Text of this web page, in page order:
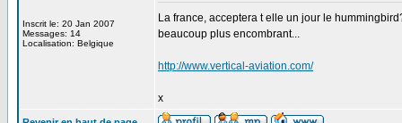
Inscrit le: 20 Jan 2007
Messages: 14
Localisation: Belgique
La france, acceptera t elle un jour le
beaucoup plus encombrant...
http://www.vertical-aviation.com/
x